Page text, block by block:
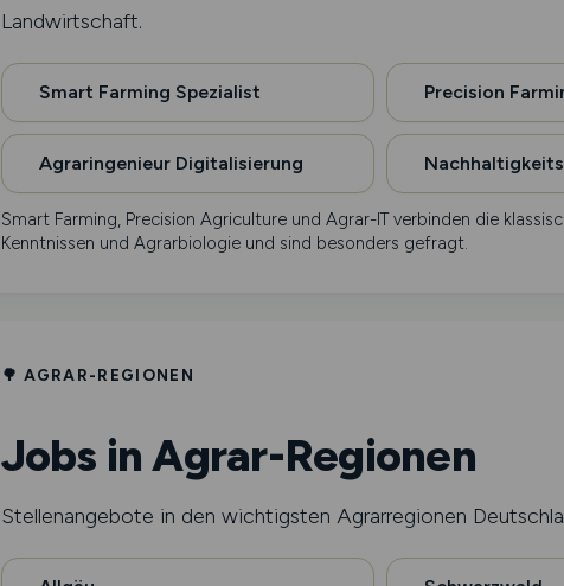
Landwirtschaft.
Smart Farming Spezialist Precision
Agraringenieur Digitalisierung
Smart Farming, Precision Agriculture und Agrar-IT verbinden die
Kenntnissen und Agrarbiologie und sind besonders gefragt.
🌳 AGRAR-REGIONEN
Jobs in Agrar-Regionen
Stellenangebote in den wichtigsten Agrarregionen